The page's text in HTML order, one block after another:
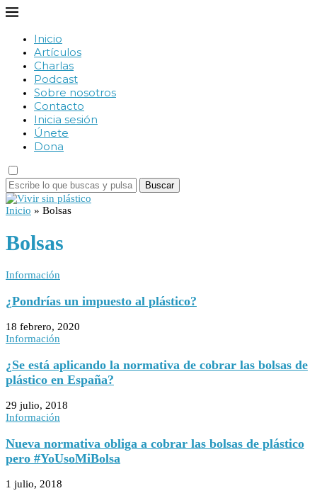
Inicio
Artículos
Charlas
Podcast
Sobre nosotros
Contacto
Inicia sesión
Únete
Dona
Buscar
Inicio » Bolsas
Bolsas
Información
¿Pondrías un impuesto al plástico?
18 febrero, 2020
Información
¿Se está aplicando la normativa de cobrar las bolsas de
plástico en España?
29 julio, 2018
Información
Nueva normativa obliga a cobrar las bolsas de plástico
pero #YoUsoMiBolsa
1 julio, 2018